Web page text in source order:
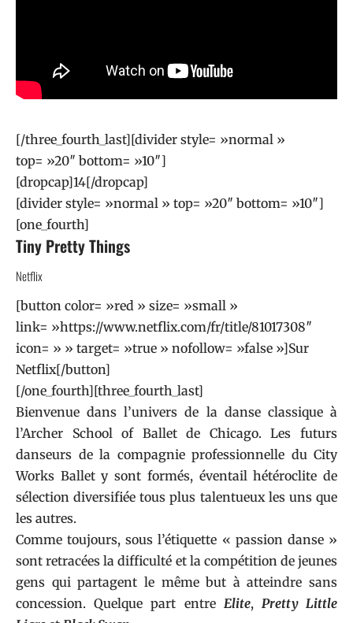
[/three_fourth_last][divider style= »normal »
top= »20″ bottom= »10″]
[dropcap]14[/dropcap]
[divider style= »normal » top= »20″ bottom= »10″]
[one_fourth]
Tiny Pretty Things
Netflix
[button color= »red » size= »small »
link= »https://www.netflix.com/fr/title/81017308″
icon= » » target= »true » nofollow= »false »]Sur
Netflix[/button]
[/one_fourth][three_fourth_last]
Bienvenue dans l’univers de la danse classique à
l’Archer School of Ballet de Chicago. Les futurs
danseurs de la compagnie professionnelle du City
Works Ballet y sont formés, éventail hétéroclite de
sélection diversifiée tous plus talentueux les uns que
les autres.
Comme toujours, sous l’étiquette « passion danse »
sont retracées la difficulté et la compétition de jeunes
gens qui partagent le même but à atteindre sans
concession. Quelque part entre Elite, Pretty Little